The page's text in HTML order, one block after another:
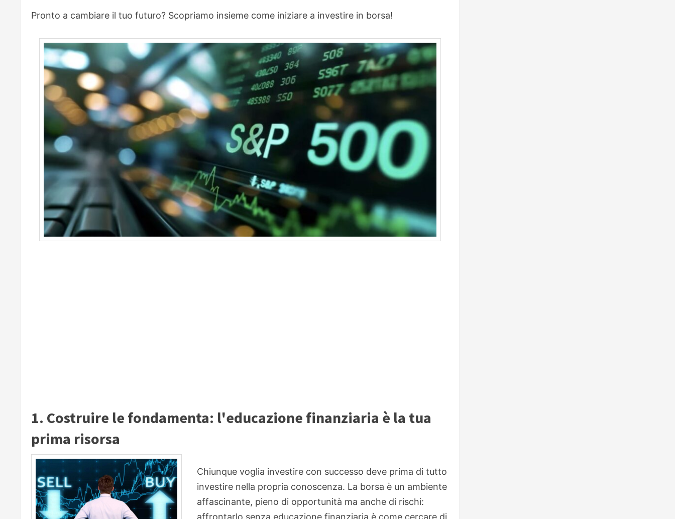
Pronto a cambiare il tuo futuro? Scopriamo insieme come iniziare a investire in borsa!
1. Costruire le fondamenta: l'educazione finanziaria è la tua
prima risorsa
Chiunque voglia investire con successo deve prima di tutto
investire nella propria conoscenza. La borsa è un ambiente
affascinante, pieno di opportunità ma anche di rischi:
affrontarlo senza educazione finanziaria è come cercare di